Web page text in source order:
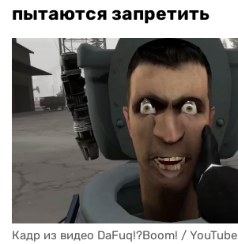
пытаются запретить
Кадр из видео DaFuq!?Boom! / YouTube